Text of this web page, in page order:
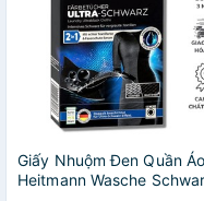
Giấy Nhuộm Đen Quần Áo
Heitmann Wasche